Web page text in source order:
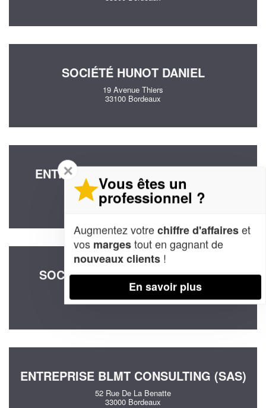
SOCIÉTÉ HUNOT DANIEL
19 Avenue Thiers
33100 Bordeaux
ENTREPRISE MARTIN GUILLAUME
60 Cours De La Marne
33800 Bordeaux
SOCIÉTÉ LDME CONSEIL (SARL)
38 Rue Jude
33200 Bordeaux
ENTREPRISE BLMT CONSULTING (SAS)
52 Rue De La Benatte
33000 Bordeaux
✕
Vous êtes un
professionnel ?
Augmentez votrechiffre d'affaireset
vos margestout en gagnant de
nouveaux clients !
En savoir plus